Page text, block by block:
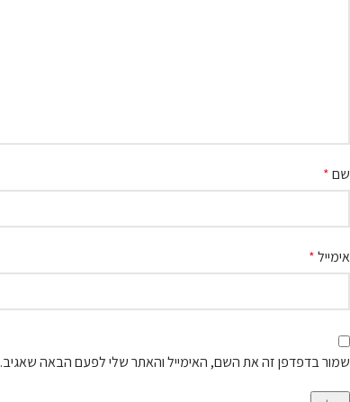
שם*
אימייל*
שמור בדפדפן זה את השם, האימייל והאתר שלי לפעם הבאה שאגיב.